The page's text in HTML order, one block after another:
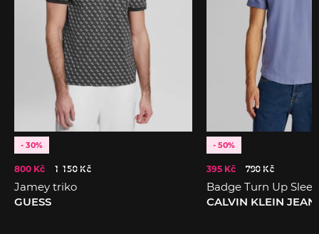
- 30%
800 Kč 1 150 Kč
Jamey triko
GUESS
- 50%
395 Kč 790 Kč
Badge Turn Up
CALVIN KLEIN